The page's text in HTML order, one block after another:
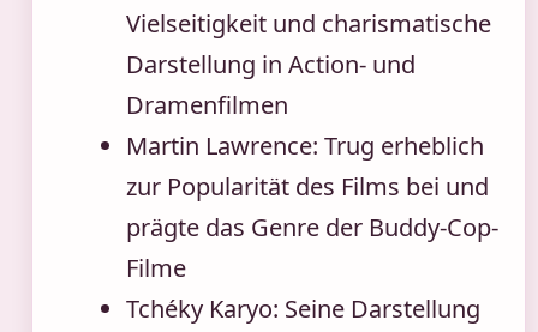
Vielseitigkeit und charismatische
Darstellung in Action- und
Dramenfilmen
Martin Lawrence: Trug erheblich
zur Popularität des Films bei und
prägte das Genre der Buddy-Cop-
Filme
Tchéky Karyo: Seine Darstellung